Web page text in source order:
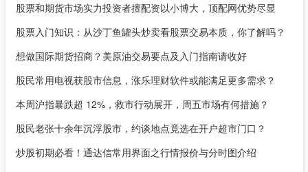
股票和期货市场实力投资者擅配资以小博大，顶配网优势尽显
股票入门知识：从沙丁鱼罐头炒卖看股票交易本质，你了解吗？
想做国际期货招商？美原油交易要点及入门指南请收好
股民常用电视获股市信息，涨乐理财软件或能满足更多需求？
本周沪指暴跌超 12%，救市行动展开，周五市场有何措施？
股民老张十余年沉浮股市，约谈地点竟选在开户超市门口？
炒股初期必看！通达信常用界面之行情报价与分时图介绍